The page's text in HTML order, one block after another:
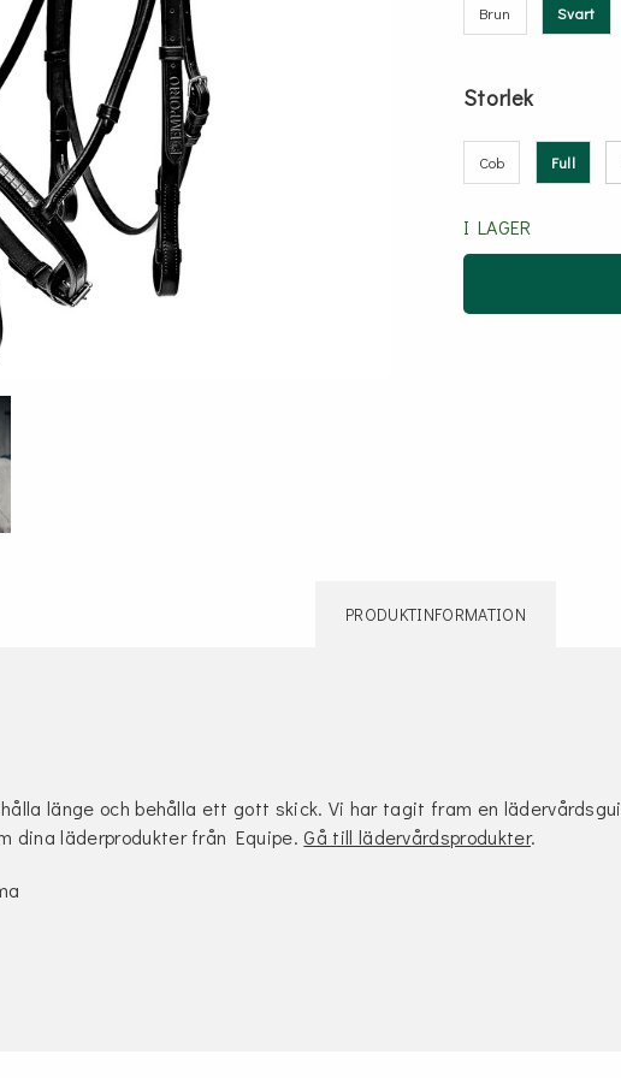
Brun Svart
Storlek
Cob Full
I LAGER
PRODUKTINFORMATION
länge och behålla ett gott skick. Vi har tagit fram en
dina läderprodukter från Equipe.Gå till lädervårdsprodukter.